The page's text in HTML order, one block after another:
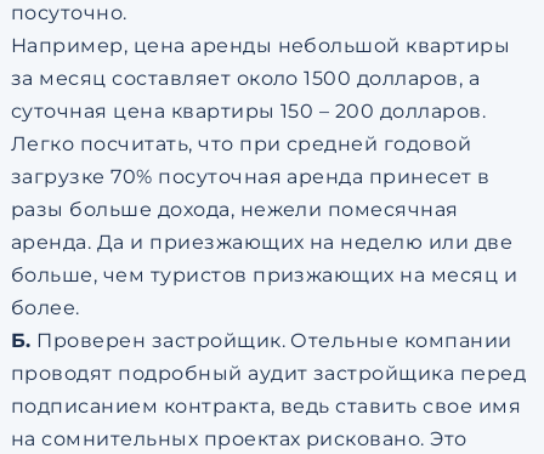
посуточно.
Например, цена аренды небольшой квартиры
за месяц составляет около 1500 долларов, а
суточная цена квартиры 150 – 200 долларов.
Легко посчитать, что при средней годовой
загрузке 70% посуточная аренда принесет в
разы больше дохода, нежели помесячная
аренда. Да и приезжающих на неделю или две
больше, чем туристов призжающих на месяц и
более.
Б. Проверен застройщик. Отельные компании
проводят подробный аудит застройщика перед
подписанием контракта, ведь ставить свое имя
на сомнительных проектах рисковано. Это